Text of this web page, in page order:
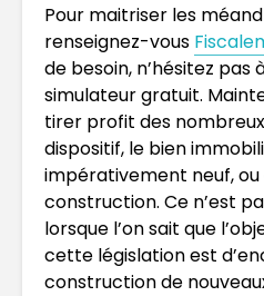
Pour maitriser les
renseignez-vous
de besoin, n’hésitez pas
simulateur gratuit.
tirer profit des
dispositif, le bien
impérativement neuf, ou
construction. Ce n’est
lorsque l’on sait que
cette législation est
construction de